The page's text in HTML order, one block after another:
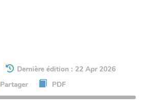
Dernière édition : 22 Apr 2026
Partager
PDF